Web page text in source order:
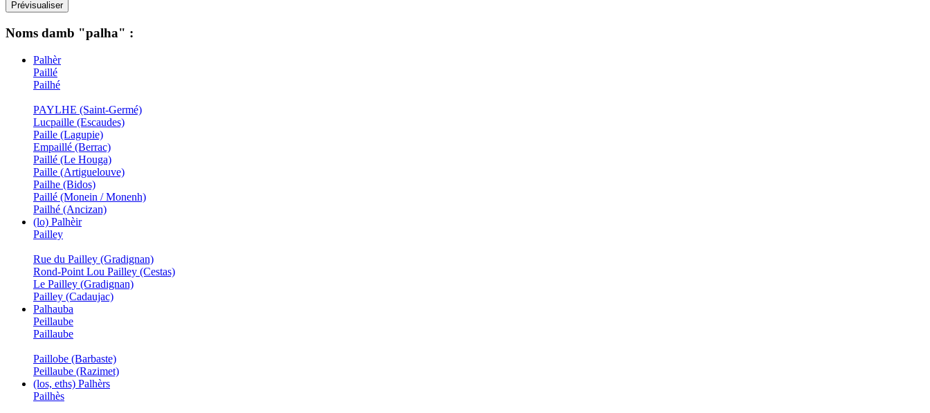
Noms damb "palha" :
Palhèr
Paillé
Pailhé
PAYLHE (Saint-Germé)
Lucpaille (Escaudes)
Paille (Lagupie)
Empaillé (Berrac)
Paillé (Le Houga)
Paille (Artiguelouve)
Pailhe (Bidos)
Paillé (Monein / Monenh)
Pailhé (Ancizan)
(lo) Palhèir
Pailley
Rue du Pailley (Gradignan)
Rond-Point Lou Pailley (Cestas)
Le Pailley (Gradignan)
Pailley (Cadaujac)
Palhauba
Peillaube
Paillaube
Paillobe (Barbaste)
Peillaube (Razimet)
(los, eths) Palhèrs
Pailhès